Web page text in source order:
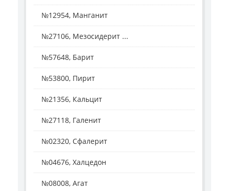
№12954, Манганит
№27106, Мезосидерит ...
№57648, Барит
№53800, Пирит
№21356, Кальцит
№27118, Галенит
№02320, Сфалерит
№04676, Халцедон
№08008, Агат